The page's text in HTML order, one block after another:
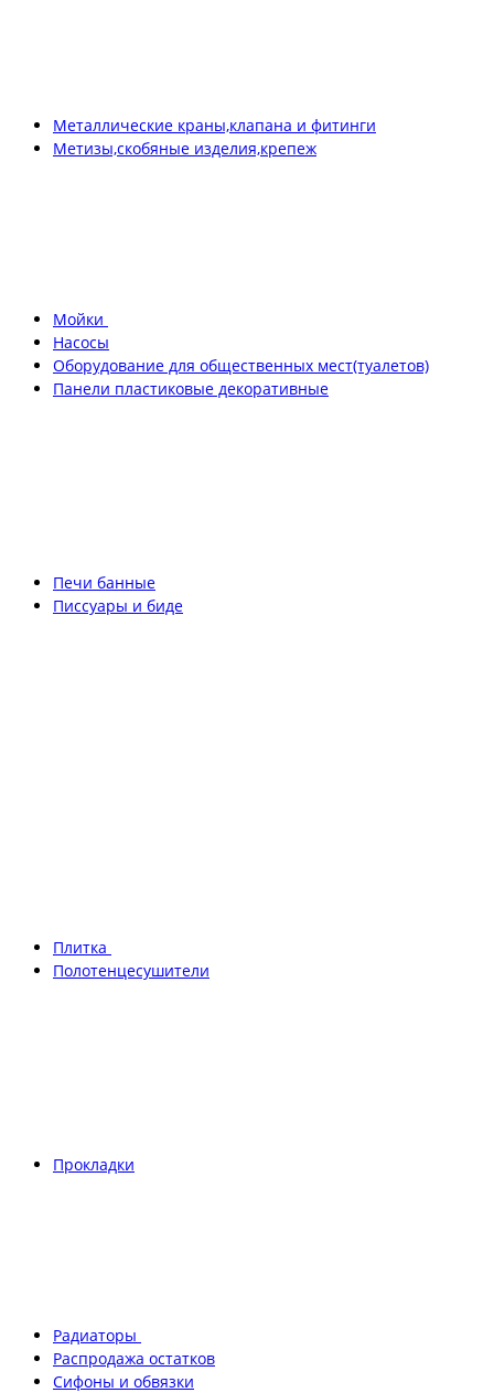
Металлические краны,клапана и фитинги
Метизы,скобяные изделия,крепеж
Мойки
Насосы
Оборудование для общественных мест(туалетов)
Панели пластиковые декоративные
Печи банные
Писсуары и биде
Плитка
Полотенцесушители
Прокладки
Радиаторы
Распродажа остатков
Сифоны и обвязки